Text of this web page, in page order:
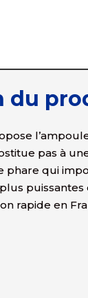
du
pas à
phare qui
puissantes
rapide en